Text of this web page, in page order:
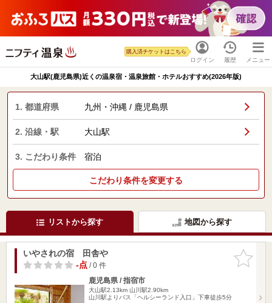
ログイン
購入済チケットはこちら
履歴 メニュー
大山駅(鹿児島県)近くの温泉宿・温泉旅館・ホテルおすすめ(2026年版)
1. 都道府県 九州・沖縄 / 鹿児島県
2. 沿線・駅 大山駅
3. こだわり条件 宿泊
こだわり条件を変更する
リストから探す 地図から探す
お気に入
りに追加
いやされの宿 田舎や
-点/ 0 件
鹿児島県 / 指宿市
大山駅2.13km 山川駅2.90km
山川駅よりバス「ヘルシーランド入口」下車徒歩5分